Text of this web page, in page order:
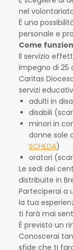
nel
È una
personale e
Come
Il servizio
impegno di 25
Caritas
servizi
adulti in
disabili
minori in
donne sole
SCHEDA)
oratori
Le sedi dei
distribuite in
Parteciperai a
la tua
ti farà mai
È previsto un
Conoscerai
sfide che ti